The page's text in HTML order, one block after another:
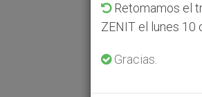
Retomamos el
ZENIT el lunes 10
Gracias.